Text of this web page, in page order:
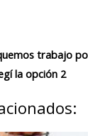
trabajo
la opción 2